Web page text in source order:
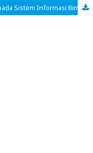
Pendekatan Single Page Application pada Sistem Informasi Bimbingan Tugas Akhir Menggunakan Metode Agile Developement